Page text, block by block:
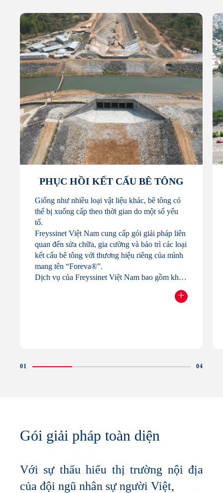
PHỤC HỒI KẾT CẤU BÊ TÔNG
Giống như nhiều loại vật liệu khác, bê tông có
thể bị xuống cấp theo thời gian do một số yếu
tố.
Freyssinet Việt Nam cung cấp gói giải pháp liên
quan đến sửa chữa, gia cường và bảo trì các loại
kết cấu bê tông với thương hiệu riêng của mình
mang tên “Foreva®”.
Dịch vụ của Freyssinet Việt Nam bao gồm khảo
sát, đề xuất, thiết kế và triển khai thi công, đảm
bảo cung cấp giải pháp riêng và phù hợp cho Readmore
+
Gói giải pháp toàn diện
Với sự thấu hiểu thị trường nội địa
của đội ngũ nhân sự người Việt,